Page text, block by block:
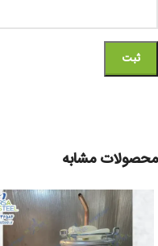
محصولات مشابه